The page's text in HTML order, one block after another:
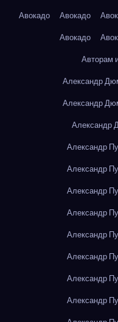
Авокадо
Авокадо
Авокадо
Авторам
Александр
Александр
Александр
Александр
Александр
Александр
Александр
Александр
Александр
Александр
Александр